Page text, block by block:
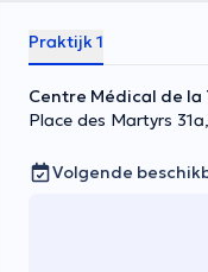
Praktijk 1
Centre Médical de la
Place des Martyrs
Volgende